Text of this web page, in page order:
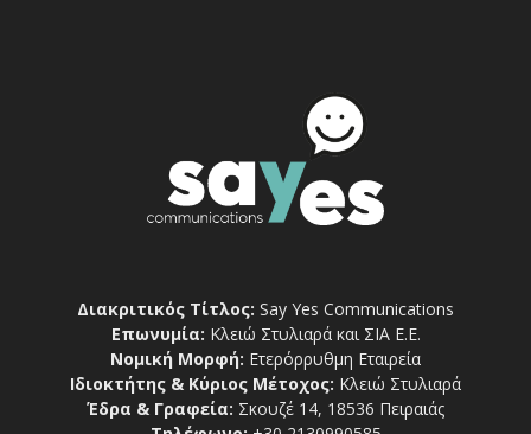
Διακριτικός Τίτλος: Say Yes Communications
Επωνυμία: Κλειώ Στυλιαρά και ΣΙΑ Ε.Ε.
Νομική Μορφή: Ετερόρρυθμη Εταιρεία
Ιδιοκτήτης & Κύριος Μέτοχος: Κλειώ Στυλιαρά
Έδρα & Γραφεία: Σκουζέ 14, 18536 Πειραιάς